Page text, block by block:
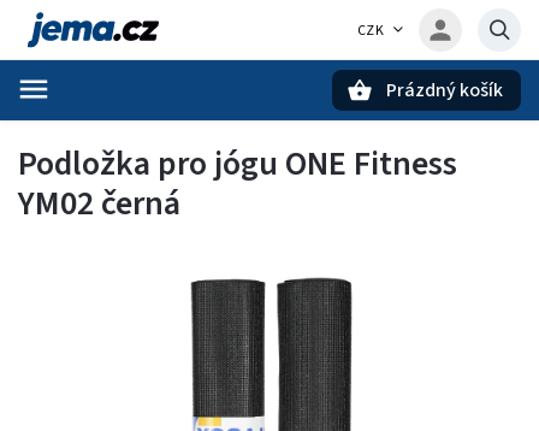
CZK
Prázdný košík
Podložka pro jógu ONE Fitness
YM02 černá